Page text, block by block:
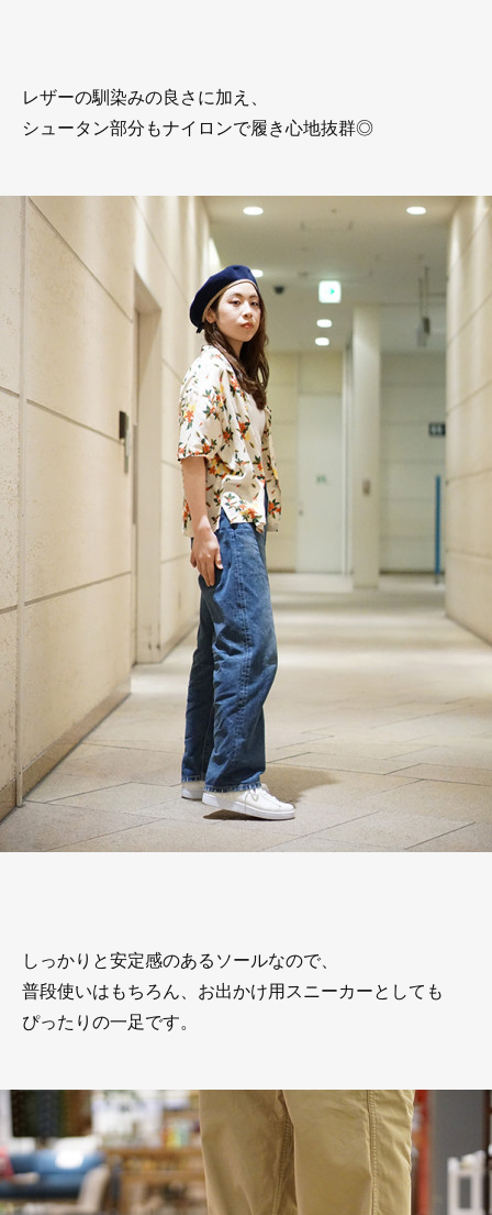
レザーの馴染みの良さに加え、
シュータン部分もナイロンで履き心地抜群◎
しっかりと安定感のあるソールなので、
普段使いはもちろん、お出かけ用スニーカーとしても
ぴったりの一足です。